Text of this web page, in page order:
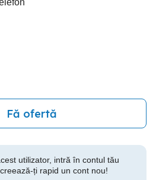
Fă ofertă
utilizator, intră în contul tău
ți rapid un cont nou!